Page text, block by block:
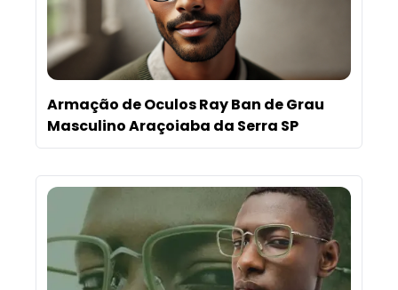
Armação de Oculos Ray Ban de Grau
Masculino Araçoiaba da Serra SP